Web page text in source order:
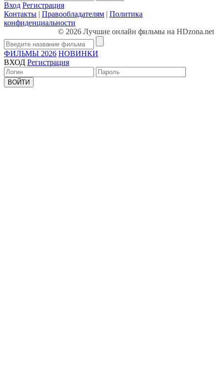
Вход Регистрация
Контакты | Правообладателям | Политика
конфиденциальности
© 2026 Лучшие онлайн фильмы на HDzona.net
ФИЛЬМЫ 2026 НОВИНКИ
ВХОД Регистрация